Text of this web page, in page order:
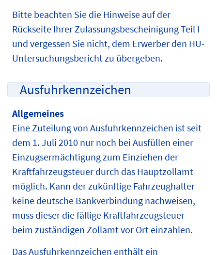
Bitte beachten Sie die Hinweise auf der
Rückseite Ihrer Zulassungsbescheinigung Teil I
und vergessen Sie nicht, dem Erwerber den HU-
Untersuchungsbericht zu übergeben.
Ausfuhrkennzeichen
Allgemeines
Eine Zuteilung von Ausfuhrkennzeichen ist seit
dem 1. Juli 2010 nur noch bei Ausfüllen einer
Einzugsermächtigung zum Einziehen der
Kraftfahrzeugsteuer durch das Hauptzollamt
möglich. Kann der zukünftige Fahrzeughalter
keine deutsche Bankverbindung nachweisen,
muss dieser die fällige Kraftfahrzeugsteuer
beim zuständigen Zollamt vor Ort einzahlen.
Das Ausfuhrkennzeichen enthält ein